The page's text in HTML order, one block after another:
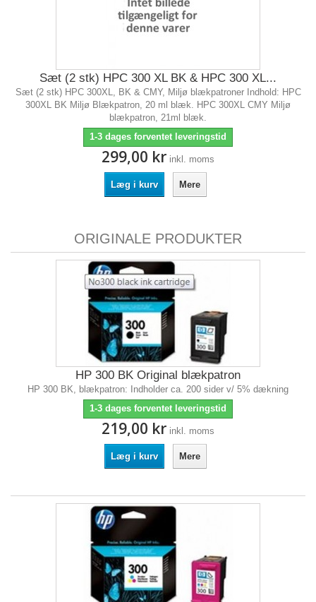
Sæt (2 stk) HPC 300 XL BK & HPC 300 XL...
Sæt (2 stk) HPC 300XL, BK & CMY, Miljø blækpatroner Indhold: HPC
300XL BK Miljø Blækpatron, 20 ml blæk. HPC 300XL CMY Miljø
blækpatron, 21ml blæk.
1-3 dages forventet leveringstid
299,00 kr inkl. moms
Læg i kurv Mere
ORIGINALE PRODUKTER
HP 300 BK Original blækpatron
HP 300 BK, blækpatron: Indholder ca. 200 sider v/ 5% dækning
1-3 dages forventet leveringstid
219,00 kr inkl. moms
Læg i kurv Mere